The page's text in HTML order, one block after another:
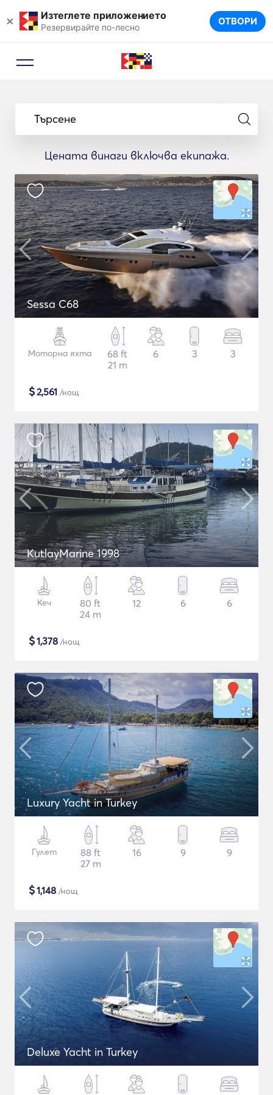
× Изтеглете приложението
Резервирайте по-лесно ОТВОРИ
Търсене
Цената винаги включва екипажа.
Sessa C68
Моторна яхта
68 ft
21 m
6 3 3
$2,561 /нощ
KutlayMarine 1998
Кеч
80 ft
24 m
12 6 6
$1,378 /нощ
Luxury Yacht in Turkey
Гулет
88 ft
27 m
16 9 9
$1,148 /нощ
Deluxe Yacht in Turkey